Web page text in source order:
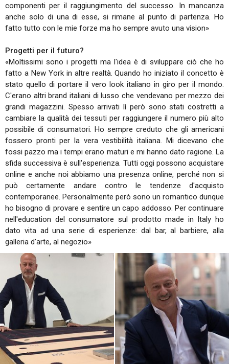
componenti per il raggiungimento del successo. In mancanza
anche solo di una di esse, si rimane al punto di partenza. Ho
fatto tutto con le mie forze ma ho sempre avuto una vision»
Progetti per il futuro?
«Moltissimi sono i progetti ma l'idea è di sviluppare ciò che ho
fatto a New York in altre realtà. Quando ho iniziato il concetto è
stato quello di portare il vero look italiano in giro per il mondo.
C'erano altri brand italiani di lusso che vendevano per mezzo dei
grandi magazzini. Spesso arrivati lì però sono stati costretti a
cambiare la qualità dei tessuti per raggiungere il numero più alto
possibile di consumatori. Ho sempre creduto che gli americani
fossero pronti per la vera vestibilità italiana. Mi dicevano che
fossi pazzo ma i tempi erano maturi e mi hanno dato ragione. La
sfida successiva è sull'esperienza. Tutti oggi possono acquistare
online e anche noi abbiamo una presenza online, perché non si
può certamente andare contro le tendenze d'acquisto
contemporanee. Personalmente però sono un romantico dunque
ho bisogno di provare e sentire un capo addosso. Per continuare
nell'education del consumatore sul prodotto made in Italy ho
dato vita ad una serie di esperienze: dal bar, al barbiere, alla
galleria d'arte, al negozio»